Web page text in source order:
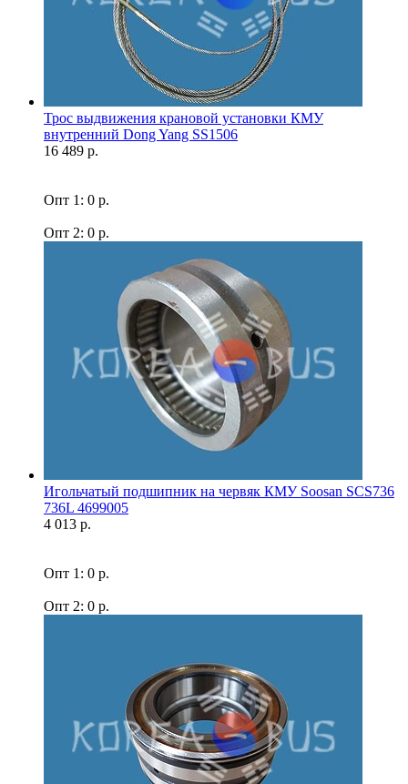
Трос выдвижения крановой установки КМУ
внутренний Dong Yang SS1506
16 489 р.
Опт 1: 0 р.
Опт 2: 0 р.
Игольчатый подшипник на червяк КМУ Soosan SCS736
736L 4699005
4 013 р.
Опт 1: 0 р.
Опт 2: 0 р.